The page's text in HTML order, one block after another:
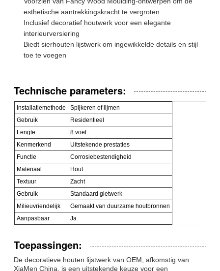
esthetische aantrekkingskracht te vergroten
Inclusief decoratief houtwerk voor een elegante
interieurversiering
Biedt sierhouten lijstwerk om ingewikkelde details en stijl
toe te voegen
Technische parameters:
Installatiemethode
Spijkeren of lijmen
Gebruik
Residentieel
Lengte
8 voet
Kenmerkend
Uitstekende prestaties
Functie
Corrosiebestendigheid
Materiaal
Hout
Textuur
Zacht
Gebruik
Standaard gietwerk
Milieuvriendelijk
Gemaakt van duurzame houtbronnen
Aanpasbaar
Ja
Toepassingen:
De decoratieve houten lijstwerk van OEM, afkomstig van
XiaMen China, is een uitstekende keuze voor een